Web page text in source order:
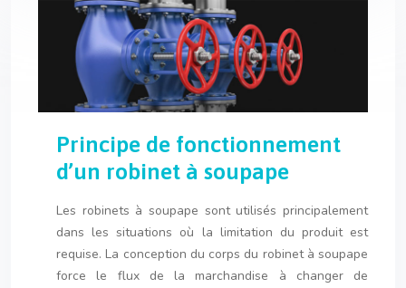
Principe de fonctionnement
d’un robinet à soupape
Les robinets à soupape sont utilisés principalement
dans les situations où la limitation du produit est
requise. La conception du corps du robinet à soupape
force le flux de la marchandise à changer de